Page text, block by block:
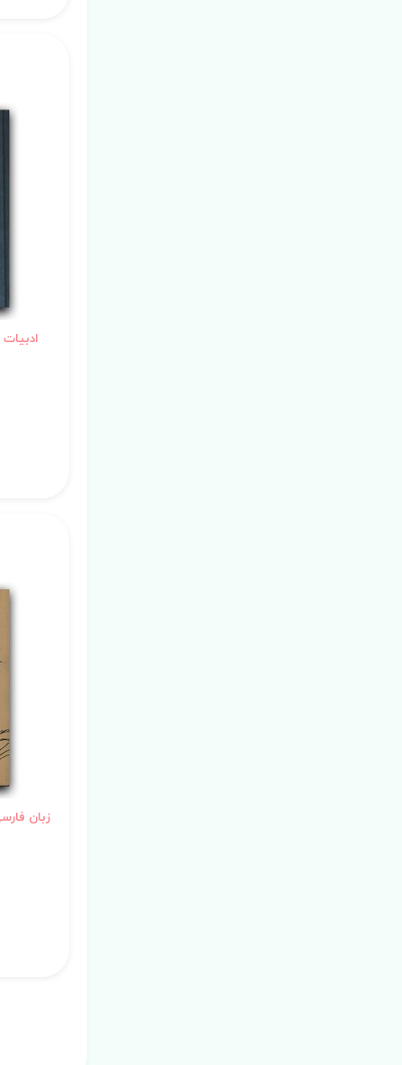
زبان